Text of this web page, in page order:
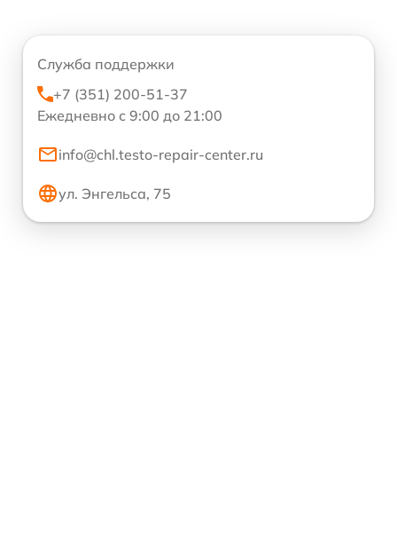
Служба поддержки
+7 (351) 200-51-37
Ежедневно с 9:00 до 21:00
info@chl.testo-repair-center.ru
ул. Энгельса, 75